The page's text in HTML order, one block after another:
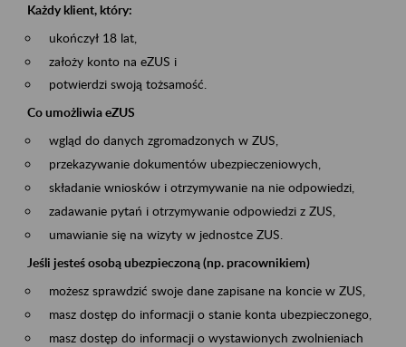
Każdy klient, który:
ukończył 18 lat,
założy konto na eZUS i
potwierdzi swoją tożsamość.
Co umożliwia eZUS
wgląd do danych zgromadzonych w ZUS,
przekazywanie dokumentów ubezpieczeniowych,
składanie wniosków i otrzymywanie na nie odpowiedzi,
zadawanie pytań i otrzymywanie odpowiedzi z ZUS,
umawianie się na wizyty w jednostce ZUS.
Jeśli jesteś osobą ubezpieczoną (np. pracownikiem)
możesz sprawdzić swoje dane zapisane na koncie w ZUS,
masz dostęp do informacji o stanie konta ubezpieczonego,
masz dostęp do informacji o wystawionych zwolnieniach